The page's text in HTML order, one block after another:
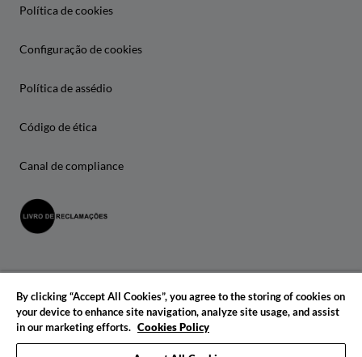
Política de cookies
Configuração de cookies
Política de assédio
Código de ética
Canal de compliance
© 2026 IADE. Todos os direitos reservados.
By clicking “Accept All Cookies”, you agree to the storing of cookies on
your device to enhance site navigation, analyze site usage, and assist
in our marketing efforts. Cookies Policy